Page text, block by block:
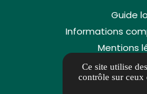
Guide
Informations
Mentions
Politique de
Gestion des
Ce site utilise
contrôle sur ceux